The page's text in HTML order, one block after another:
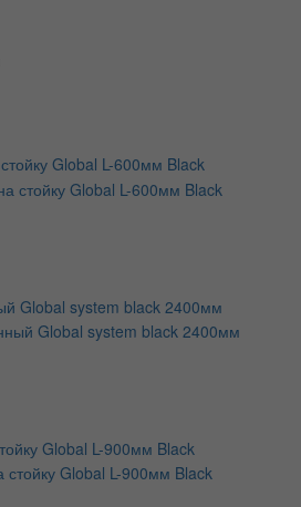
Global L-600мм Black
Global system black 2400мм
Global L-900мм Black